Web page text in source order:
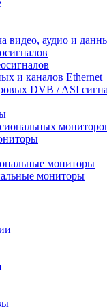
видео, аудио и
и каналов Ethernet
DVB / ASI
мониторы
мониторы